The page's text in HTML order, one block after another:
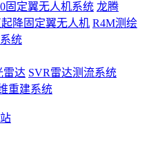
固定翼无人机系统 龙腾
降固定翼无人机 R4M测绘
统
雷达 SVR雷达测流系统
重建系统